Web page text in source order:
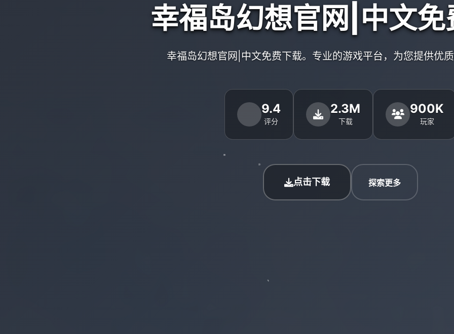
幸福岛幻想官网|中文免
幸福岛幻想官网|中文免费下载。专业的游戏平台，为您提供优质
9.4
评分
2.3M
下载
900K
玩家
点击下载 探索更多